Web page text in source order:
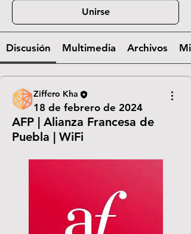
Unirse
Discusión Multimedia Archivos
Ziffero Kha
18 de febrero de 2024
AFP | Alianza Francesa de
Puebla | WiFi